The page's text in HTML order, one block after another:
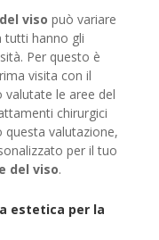
viso può variare
tutti hanno gli
Per questo è
visita con il
valutate le aree del
chirurgici
questa valutazione,
per il tuo
del viso.
estetica per la